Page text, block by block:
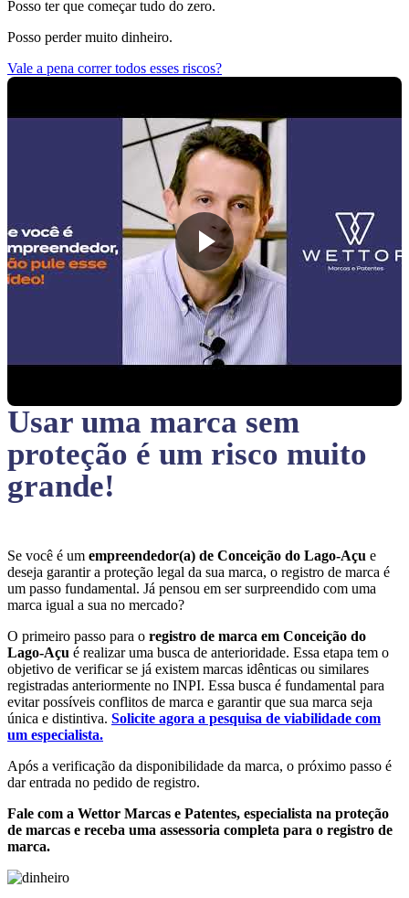
Posso ter que começar tudo do zero.
Posso perder muito dinheiro.
Vale a pena correr todos esses riscos?
Usar uma marca sem
proteção é um risco muito
grande!
Se você é um empreendedor(a) de Conceição do Lago-Açu e
deseja garantir a proteção legal da sua marca, o registro de marca é
um passo fundamental. Já pensou em ser surpreendido com uma
marca igual a sua no mercado?
O primeiro passo para o registro de marca em Conceição do
Lago-Açu é realizar uma busca de anterioridade. Essa etapa tem o
objetivo de verificar se já existem marcas idênticas ou similares
registradas anteriormente no INPI. Essa busca é fundamental para
evitar possíveis conflitos de marca e garantir que sua marca seja
única e distintiva. Solicite agora a pesquisa de viabilidade com
um especialista.
Após a verificação da disponibilidade da marca, o próximo passo é
dar entrada no pedido de registro.
Fale com a Wettor Marcas e Patentes, especialista na proteção
de marcas e receba uma assessoria completa para o registro de
marca.